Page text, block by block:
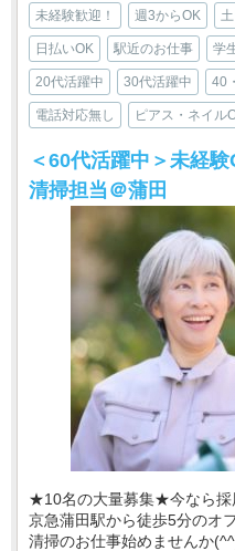
未経験歓迎！ 週3からOK
日払いOK 駅近のお仕事 学
20代活躍中 30代活躍中 40
電話対応無し ピアス・ネイル
＜60代活躍中＞未経
清掃担当＠蒲田
★10名の大量募集★今なら採
京急蒲田駅から徒歩5分のオ
清掃のお仕事始めませんか